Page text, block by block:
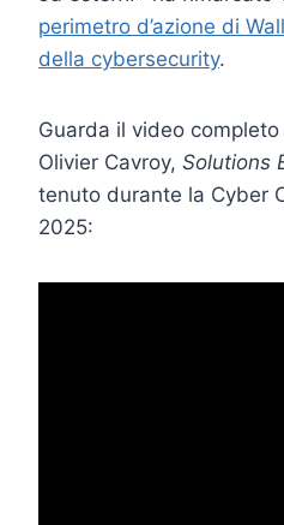
perimetro d’azione di
della cybersecurity.
Guarda il video completo
Olivier Cavroy, Solutions
tenuto durante la Cyber
2025: